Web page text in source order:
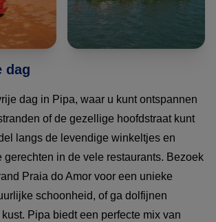
dag
dag in Pipa, waar u kunt ontspannen
of de gezellige hoofdstraat kunt
langs de levendige winkeltjes en
gerechten in de vele restaurants. Bezoek
Praia do Amor voor een unieke
schoonheid, of ga dolfijnen
Pipa biedt een perfecte mix van